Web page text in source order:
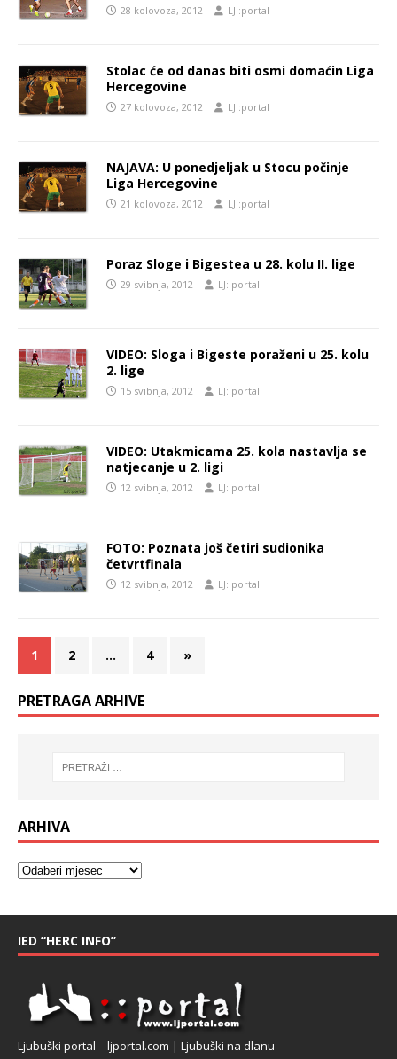
28 kolovoza, 2012 LJ::portal
Stolac će od danas biti osmi domaćin Liga
Hercegovine
27 kolovoza, 2012 LJ::portal
NAJAVA: U ponedjeljak u Stocu počinje
Liga Hercegovine
21 kolovoza, 2012 LJ::portal
Poraz Sloge i Bigestea u 28. kolu II. lige
29 svibnja, 2012 LJ::portal
VIDEO: Sloga i Bigeste poraženi u 25. kolu
2. lige
15 svibnja, 2012 LJ::portal
VIDEO: Utakmicama 25. kola nastavlja se
natjecanje u 2. ligi
12 svibnja, 2012 LJ::portal
FOTO: Poznata još četiri sudionika
četvrtfinala
12 svibnja, 2012 LJ::portal
1 2 … 4 »
PRETRAGA ARHIVE
ARHIVA
IED “HERC INFO”
Ljubuški portal – ljportal.com | Ljubuški na dlanu